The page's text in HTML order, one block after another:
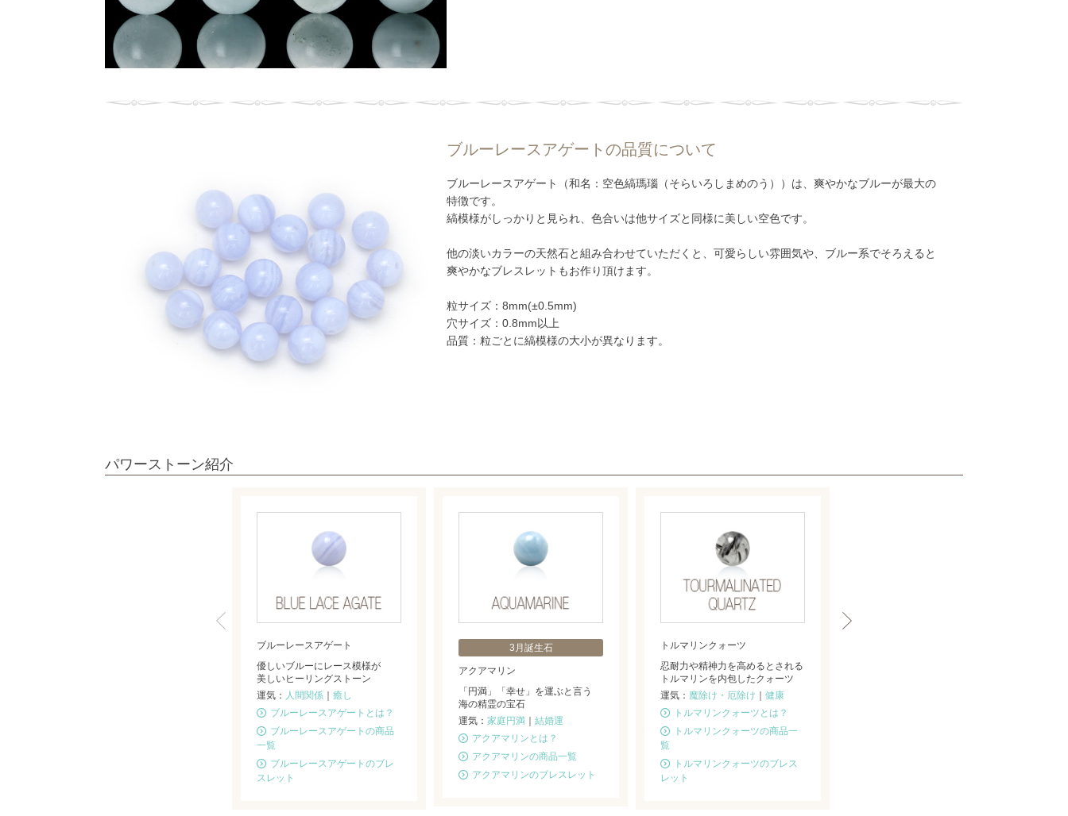
ブルーレースアゲートの品質について
ブルーレースアゲート（和名：空色縞瑪瑙（そらいろしまめのう））は、爽やかなブルーが最大の
特徴です。
縞模様がしっかりと見られ、色合いは他サイズと同様に美しい空色です。
他の淡いカラーの天然石と組み合わせていただくと、可愛らしい雰囲気や、ブルー系でそろえると
爽やかなブレスレットもお作り頂けます。
粒サイズ：8mm(±0.5mm)
穴サイズ：0.8mm以上
品質：粒ごとに縞模様の大小が異なります。
パワーストーン紹介
ブルーレースアゲート
優しいブルーにレース模様が
美しいヒーリングストーン
運気： 人間関係 ｜ 癒し
ブルーレースアゲートとは？
ブルーレースアゲートの商品
一覧
ブルーレースアゲートのブレ
スレット
3月誕生石
アクアマリン
「円満」「幸せ」を運ぶと言う
海の精霊の宝石
運気： 家庭円満 ｜ 結婚運
アクアマリンとは？
アクアマリンの商品一覧
アクアマリンのブレスレット
トルマリンクォーツ
忍耐力や精神力を高めるとされる
トルマリンを内包したクォーツ
運気： 魔除け・厄除け ｜ 健康
トルマリンクォーツとは？
トルマリンクォーツの商品一
覧
トルマリンクォーツのブレス
レット